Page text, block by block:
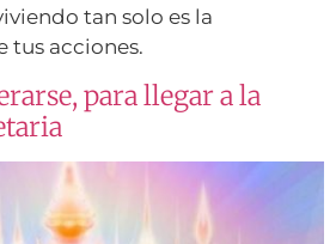
tan solo es la
tus acciones.
para llegar a la